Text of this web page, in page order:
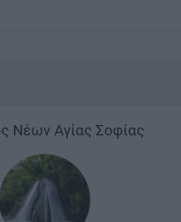
Νέων Αγίας Σοφίας